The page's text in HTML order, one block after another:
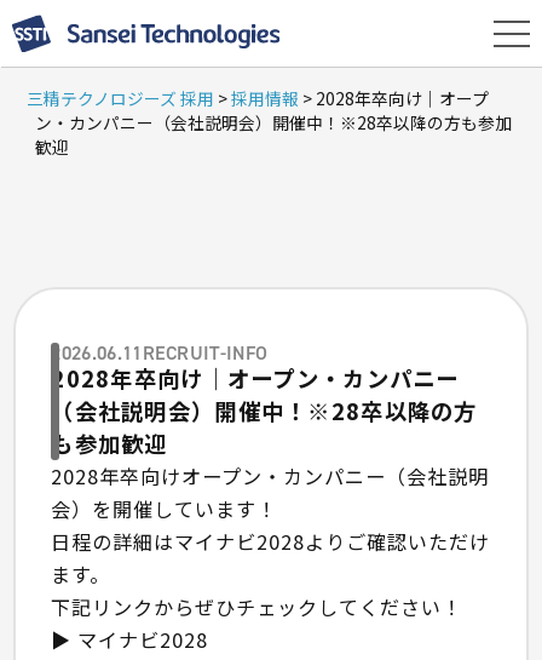
三精テクノロジーズ 採用 >採用情報 > 2028年卒向け｜オープ
ン・カンパニー（会社説明会）開催中！※28卒以降の方も参加
歓迎
2026.06.11 RECRUIT-INFO
2028年卒向け｜オープン・カンパニー
（会社説明会）開催中！※28卒以降の方
も参加歓迎
2028年卒向けオープン・カンパニー（会社説明
会）を開催しています！
日程の詳細はマイナビ2028よりご確認いただけ
ます。
下記リンクからぜひチェックしてください！
▶ マイナビ2028